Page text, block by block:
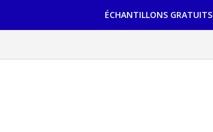
ÉCHANTILLONS GRATUITS